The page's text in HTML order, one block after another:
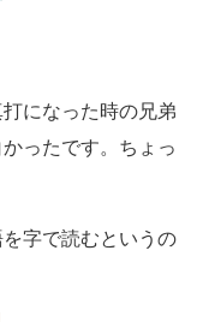
になった時の兄弟
ったです。ちょっ
字で読むというの